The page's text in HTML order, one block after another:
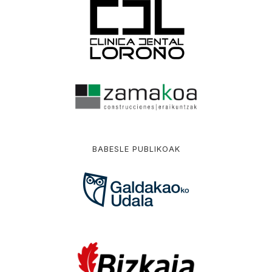
BABESLE PUBLIKOAK